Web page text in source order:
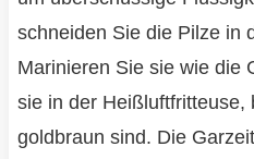
schneiden Sie die Pilze in
Marinieren Sie sie wie die
sie in der Heißluftfritteuse,
goldbraun sind. Die